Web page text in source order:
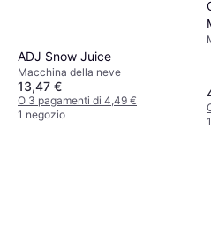
ADJ Snow Juice
Macchina della neve
13,47 €
O 3 pagamenti di 4,49 €
1 negozio